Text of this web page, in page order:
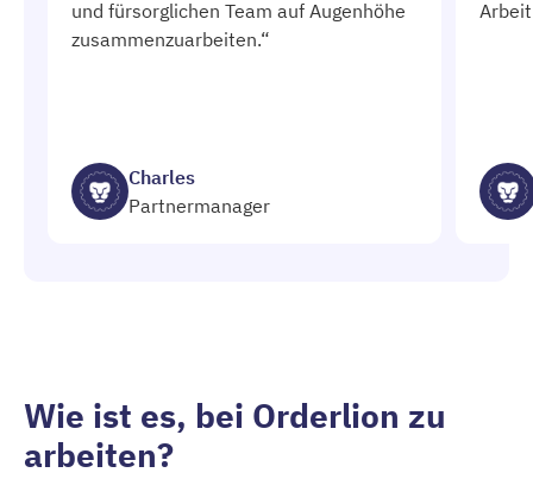
und fürsorglichen Team auf Augenhöhe
zusammenzuarbeiten.“
Charles
Partnermanager
Wie ist es, bei Orderlion zu
arbeiten?